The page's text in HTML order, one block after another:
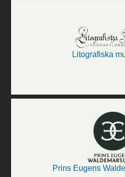
Litografiska
Prins Eugens